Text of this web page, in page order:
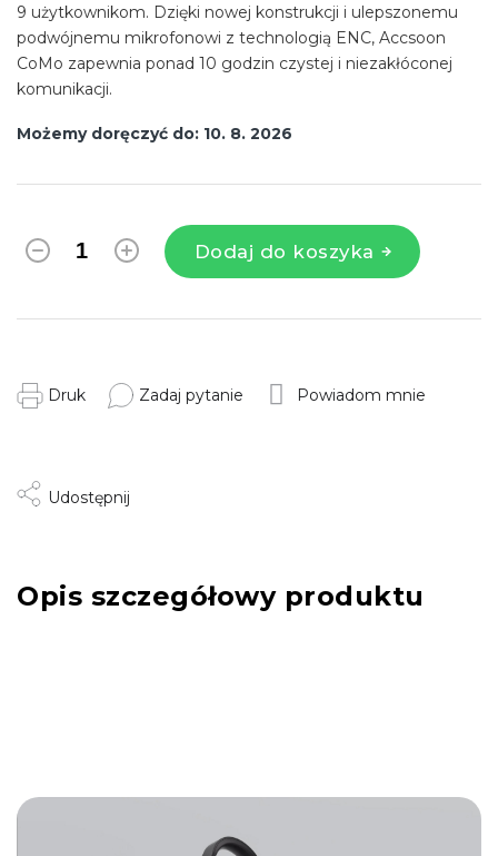
Możemy doręczyć do: 10. 8. 2026
Dodaj do koszyka
9 użytkownikom. Dzięki nowej konstrukcji i ulepszonemu
podwójnemu mikrofonowi z technologią ENC, Accsoon
CoMo zapewnia ponad 10 godzin czystej i niezakłóconej
komunikacji.
Druk Zadaj pytanie Powiadom mnie
Udostępnij
Opis szczegółowy produktu